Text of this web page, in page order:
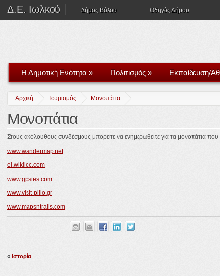
Δ.Ε. Ιωλκού Δήμος Βόλου Οδηγός Δήμου
H Δημοτική Ενότητα » Πολιτισμός » Εκπαίδευση/
Αρχική Τουρισμός Μονοπάτια
Μονοπάτια
Στους ακόλουθους συνδέσμους μπορείτε να ενημερωθείτε για τα μονοπάτια
www.wandermap.net
el.wikiloc.com
www.gpsies.com
www.visit-pilio.gr
www.mapsntrails.com
« Ιστορία